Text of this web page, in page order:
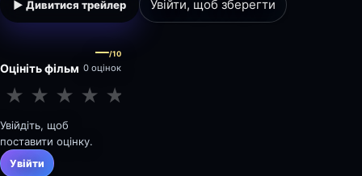
▶ Дивитися трейлер Увійти, щоб зберегти
Оцініть фільм
—/10
0 оцінок
★ ★ ★ ★ ★
Увійдіть, щоб
поставити оцінку.
Увійти